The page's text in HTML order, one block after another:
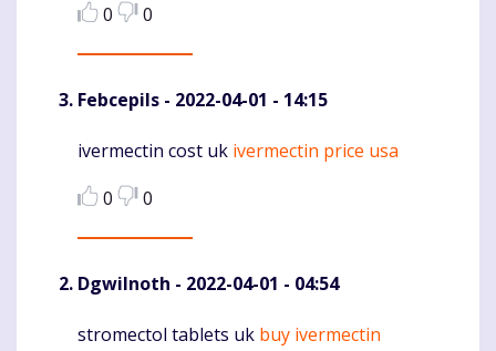
0
0
Febcepils - 2022-04-01 - 14:15
Komentaras
ivermectin cost uk ivermectin price usa
0
0
DgwiInoth - 2022-04-01 - 04:54
Komentaras
stromectol tablets uk buy ivermectin